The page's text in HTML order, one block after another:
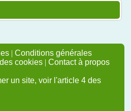
| Conditions générales
cookies | Contact à propos
un site, voir l'article 4 des